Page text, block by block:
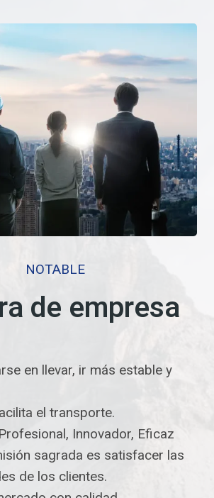
NOTABLE
de empresa
en llevar, ir más estable y
el transporte.
Innovador, Eficaz
sagrada es satisfacer las
de los clientes.